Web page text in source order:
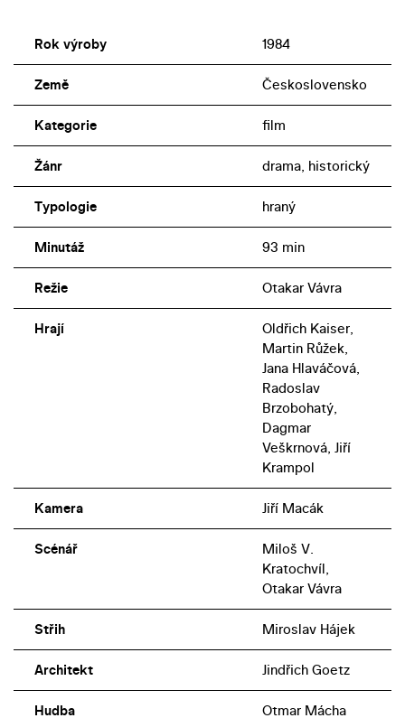
Rok výroby 1984
Země Československo
Kategorie film
Žánr drama, historický
Typologie hraný
Minutáž 93 min
Režie Otakar Vávra
Hrají
Oldřich Kaiser,
Martin Růžek,
Jana Hlaváčová,
Radoslav
Brzobohatý,
Dagmar
Veškrnová, Jiří
Krampol
Kamera Jiří Macák
Scénář
Miloš V.
Kratochvíl,
Otakar Vávra
Střih Miroslav Hájek
Architekt Jindřich Goetz
Hudba Otmar Mácha